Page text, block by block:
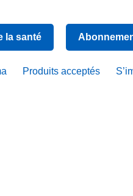
la santé
Produits acceptés